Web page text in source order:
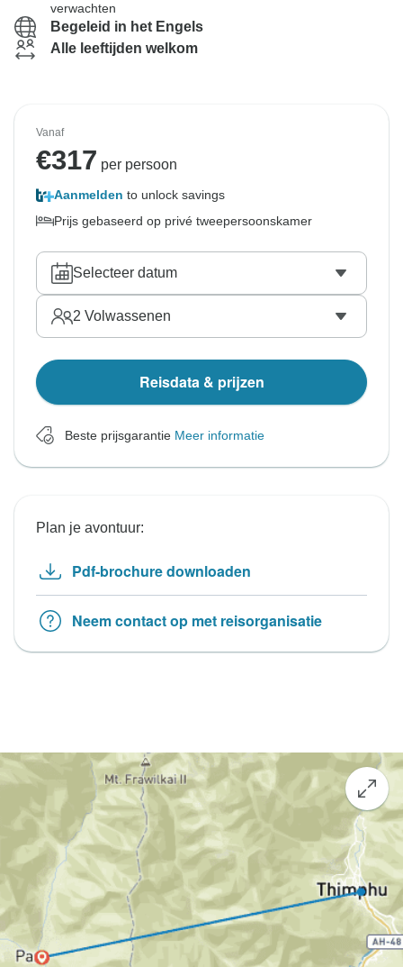
verwachten
Begeleid in het Engels
Alle leeftijden welkom
Vanaf
€317 per persoon
Aanmelden to unlock savings
Prijs gebaseerd op privé tweepersoonskamer
Selecteer datum
2 Volwassenen
Reisdata & prijzen
Beste prijsgarantie Meer informatie
Plan je avontuur:
Pdf-brochure downloaden
Neem contact op met reisorganisatie